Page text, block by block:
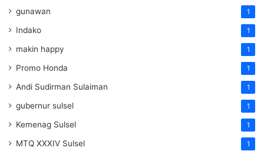
gunawan 1
Indako 1
makin happy 1
Promo Honda 1
Andi Sudirman Sulaiman 1
gubernur sulsel 1
Kemenag Sulsel 1
MTQ XXXIV Sulsel 1